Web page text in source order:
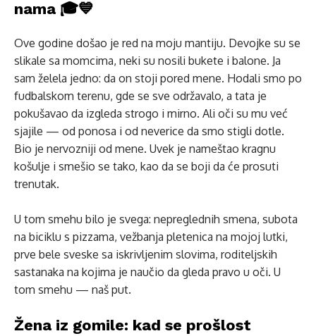
nama 🎓💙
Ove godine došao je red na moju mantiju. Devojke su se
slikale sa momcima, neki su nosili bukete i balone. Ja
sam želela jedno: da on stoji pored mene. Hodali smo po
fudbalskom terenu, gde se sve održavalo, a tata je
pokušavao da izgleda strogo i mirno. Ali oči su mu već
sjajile — od ponosa i od neverice da smo stigli dotle.
Bio je nervozniji od mene. Uvek je nameštao kragnu
košulje i smešio se tako, kao da se boji da će prosuti
trenutak.
U tom smehu bilo je svega: nepreglednih smena, subota
na biciklu s pizzama, vežbanja pletenica na mojoj lutki,
prve bele sveske sa iskrivljenim slovima, roditeljskih
sastanaka na kojima je naučio da gleda pravo u oči. U
tom smehu — naš put.
Žena iz gomile: kad se prošlost